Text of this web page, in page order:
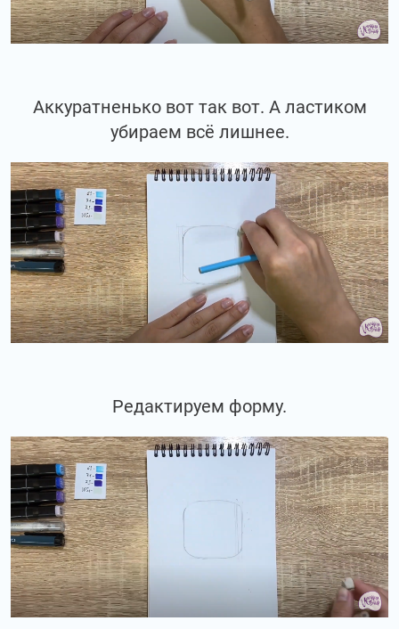
Аккуратненько вот так вот. А ластиком
убираем всё лишнее.
Редактируем форму.